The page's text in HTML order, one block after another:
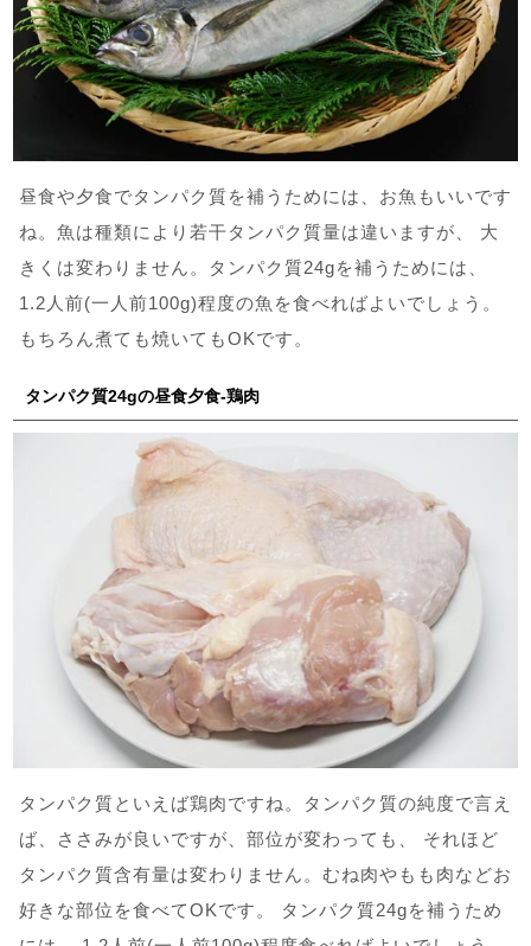
昼食や夕食でタンパク質を補うためには、お魚もいいです
ね。魚は種類により若干タンパク質量は違いますが、 大
きくは変わりません。タンパク質24gを補うためには、
1.2人前(一人前100g)程度の魚を食べればよいでしょう。
もちろん煮ても焼いてもOKです。
タンパク質24gの昼食夕食-鶏肉
タンパク質といえば鶏肉ですね。タンパク質の純度で言え
ば、ささみが良いですが、部位が変わっても、 それほど
タンパク質含有量は変わりません。むね肉やもも肉などお
好きな部位を食べてOKです。 タンパク質24gを補うため